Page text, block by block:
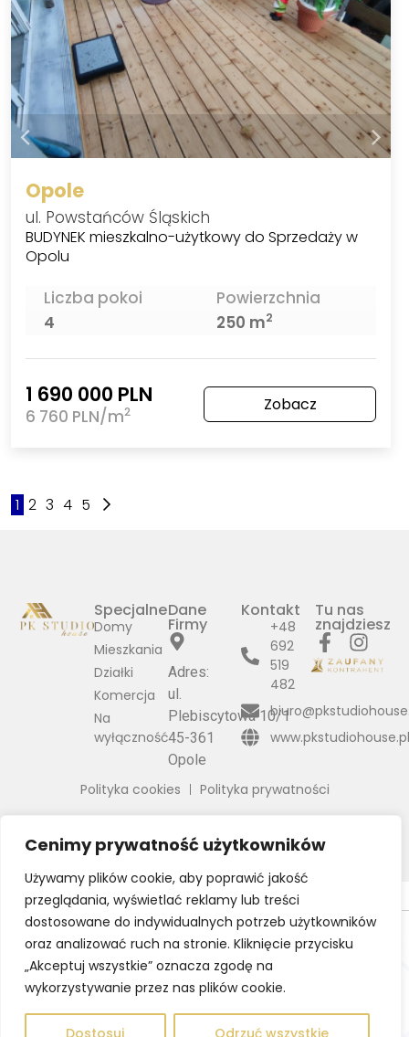
Cenimy prywatność użytkowników
Używamy plików cookie, aby poprawić jakość
przeglądania, wyświetlać reklamy lub treści
dostosowane do indywidualnych potrzeb użytkowników
oraz analizować ruch na stronie. Kliknięcie przycisku
„Akceptuj wszystkie” oznacza zgodę na
wykorzystywanie przez nas plików cookie.
Dostosuj Odrzuć wszystkie
Opole
ul. Powstańców Śląskich
BUDYNEK mieszkalno-użytkowy do Sprzedaży w
Opolu
Liczba pokoi
4
Powierzchnia
250 m2
1 690 000 PLN
6 760 PLN/m2 Zobacz
1 2 3 4 5
Specjalne
Domy
Mieszkania
Działki
Komercja
Na
wyłączność
Dane
Firmy
Adres:
ul.
Plebiscytowa 10/1
45-361
Opole
Kontakt
+48
692
519
482
Tu nas
znajdziesz
Polityka cookies Polityka prywatności
© 2026 Wszystkie prawa zastrzeżone | Program dla biur
nieruchomości - asaricrm.com
Ta strona używa plików cookies. Kontynuując przeglądanie naszej
strony, wyrażasz zgodę na wykorzystywanie przez nas plików
cookies zgodnie z aktualnymi ustawieniami przeglądarki i Polityką
Prywatności.Dowiedz się więcej
Klikając "Akceptuję" zgadasz się na wykorzystywanie przez nas